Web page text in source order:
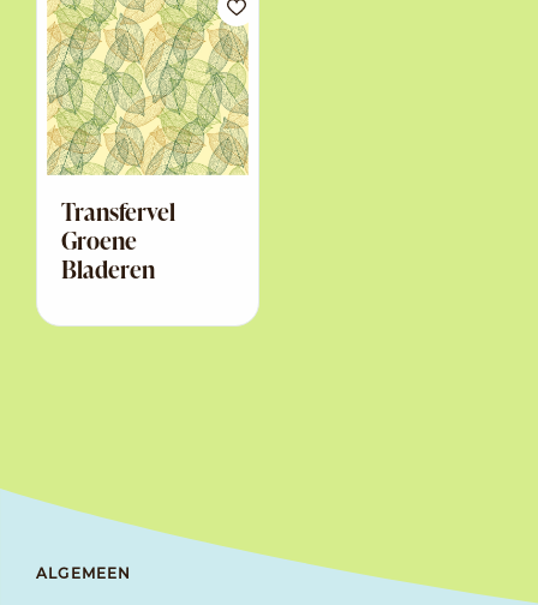
Transfervel
Groene
Bladeren
ALGEMEEN